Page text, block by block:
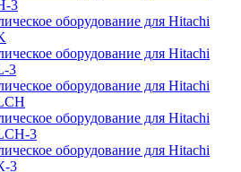
3
оборудование для Hitachi
оборудование для Hitachi
3
оборудование для Hitachi
оборудование для Hitachi
3
оборудование для Hitachi
3